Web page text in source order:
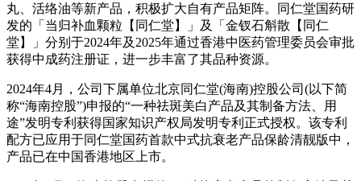
丸、活络油等新产品，积极扩大自有产品矩阵。同仁堂国药研
发的「当归补血颗粒【同仁堂】」及「金钗石斛散【同仁
堂】」分别于2024年及2025年通过香港中医药管理委员会审批
获得中成药注册证，进一步丰富了其品种资源。
2024年4月，公司下属单位北京同仁堂(海南)控股公司(以下简
称“海南控股”)申报的“一种祛斑美白产品及其制备方法、用
途”发明专利获得国家知识产权局发明专利正式授权。该专利
配方已应用于同仁堂国药首款中式抗衰老产品保龄清靓版中，
产品已在中国香港地区上市。